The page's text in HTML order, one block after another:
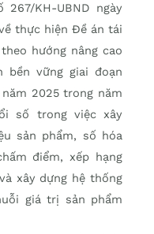
KH-UBND ngày
thực hiện Đề án tái
hướng nâng cao
vững giai đoạn
2025 trong năm
số trong việc xây
sản phẩm, số hóa
điểm, xếp hạng
xây dựng hệ thống
giá trị sản phẩm